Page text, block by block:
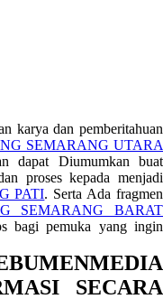
karya dan pemberitahuan
SEMARANG UTARA
dapat Diumumkan buat
proses kepada menjadi
PATI. Serta Ada fragmen
SEMARANG BARAT
bagi pemuka yang ingin
SECARA